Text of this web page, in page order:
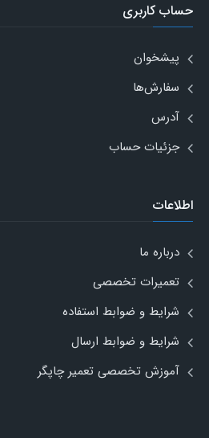
حساب کاربری
پیشخوان
سفارش‌ها
آدرس
جزئیات حساب
اطلاعات
درباره ما
تعمیرات تخصصی
شرایط و ضوابط استفاده
شرایط و ضوابط ارسال
آموزش تخصصی تعمیر چاپگر